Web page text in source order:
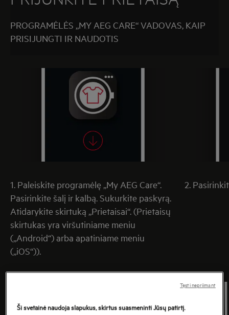
PROGRAMĖLĖS „MY AEG CARE“ VADOVAS, KAIP
PRISIJUNGTI IR NAUDOTIS
1. Paleiskite programėlę „My AEG Care“.
Pasirinkite šalį ir kalbą. Sukurkite paskyrą.
Atidarykite skirtuką „Prietaisai“. (Prietaisų
skirtukas yra viršutiniame meniu
(„Android“) arba apatiniame meniu
(„iOS“)).
2.
Ši svetainė naudoja slapukus, skirtus suasmeninti Jūsų patirtį.
Tęsti nepriimant